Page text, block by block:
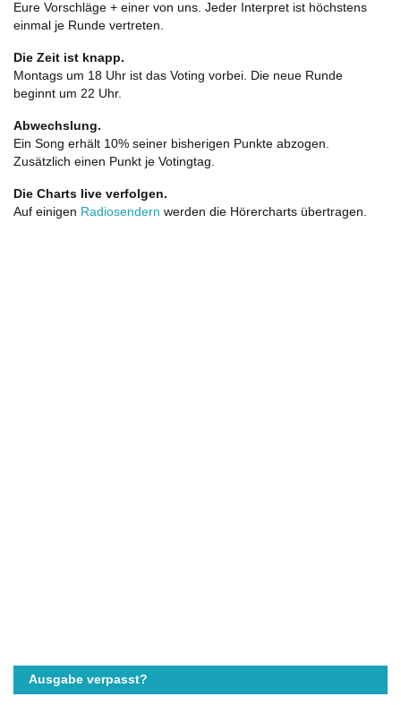
Eure Vorschläge + einer von uns. Jeder Interpret ist höchstens
einmal je Runde vertreten.
Die Zeit ist knapp.
Montags um 18 Uhr ist das Voting vorbei. Die neue Runde
beginnt um 22 Uhr.
Abwechslung.
Ein Song erhält 10% seiner bisherigen Punkte abzogen.
Zusätzlich einen Punkt je Votingtag.
Die Charts live verfolgen.
Auf einigen Radiosendern werden die Hörercharts übertragen.
Ausgabe verpasst?